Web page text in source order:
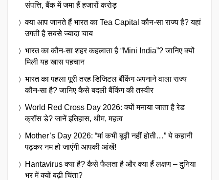
संपत्ति, बैंक में जमा हैं हजारों करोड़
क्या आप जानते हैं भारत का Tea Capital कौन-सा राज्य है? यहां
उगती है सबसे ज्यादा चाय
भारत का कौन-सा शहर कहलाता है “Mini India”? जानिए क्यों
मिली यह खास पहचान
भारत का पहला पूरी तरह डिजिटल बैंकिंग अपनाने वाला राज्य
कौन-सा है? जानिए कैसे बदली बैंकिंग की तस्वीर
World Red Cross Day 2026: क्यों मनाया जाता है रेड
क्रॉस डे? जानें इतिहास, थीम, महत्व
Mother’s Day 2026: “मां कभी बूढ़ी नहीं होती…” ये कहानी
पढ़कर नम हो जाएंगी आपकी आंखें!
Hantavirus क्या है? कैसे फैलता है और क्या हैं लक्षण – दुनिया
भर में क्यों बढ़ी चिंता?